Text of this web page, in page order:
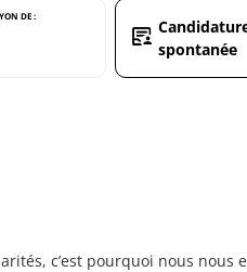
DE :
spontanée
c’est pourquoi nous